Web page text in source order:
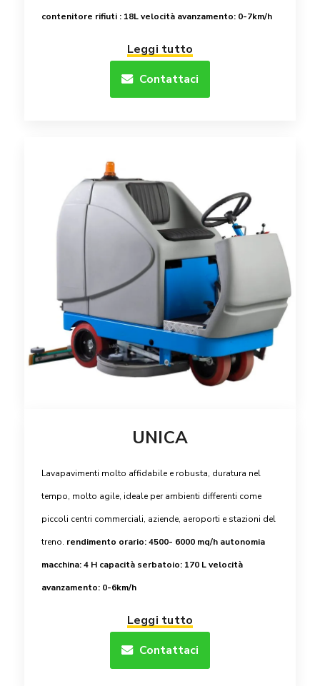
contenitore rifiuti : 18L velocità avanzamento: 0-7km/h
Leggi tutto
Contattaci
UNICA
Lavapavimenti molto affidabile e robusta, duratura nel
tempo, molto agile, ideale per ambienti differenti come
piccoli centri commerciali, aziende, aeroporti e stazioni del
treno. rendimento orario: 4500- 6000 mq/h autonomia
macchina: 4 H capacità serbatoio: 170 L velocità
avanzamento: 0-6km/h
Leggi tutto
Contattaci